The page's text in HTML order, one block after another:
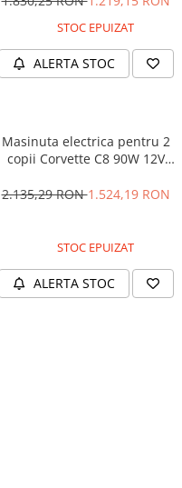
STOC EPUIZAT
ALERTA STOC
Masinuta electrica pentru 2
copii Corvette C8 90W 12V
2.135,29 RON1.524,19 RON
STOC EPUIZAT
ALERTA STOC